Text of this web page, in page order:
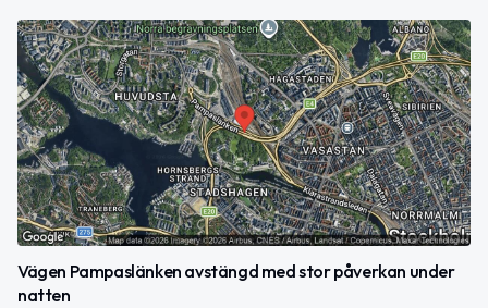
Vägen Pampaslänken avstängd med stor påverkan under
natten